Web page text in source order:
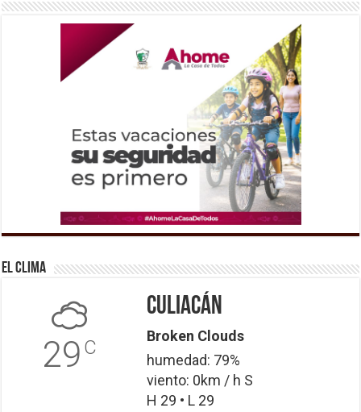
El Clima
29 C
Culiacán
Broken Clouds
humedad: 79%
viento: 0km / h S
H 29 • L 29